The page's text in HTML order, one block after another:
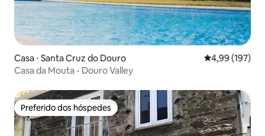
Casa ⋅ Santa Cruz do Douro 4,99 de uma
4,99 (197)
Casa da Mouta - Douro Valley
Preferido dos hóspedes
Preferido dos hóspedes